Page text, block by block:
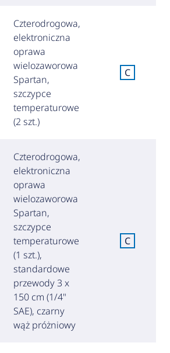
Czterodrogowa,
elektroniczna
oprawa
wielozaworowa
Spartan,
szczypce
temperaturowe
(2 szt.)
C
Czterodrogowa,
elektroniczna
oprawa
wielozaworowa
Spartan,
szczypce
temperaturowe
(1 szt.),
standardowe
przewody 3 x
150 cm (1/4"
SAE), czarny
wąż próżniowy
C